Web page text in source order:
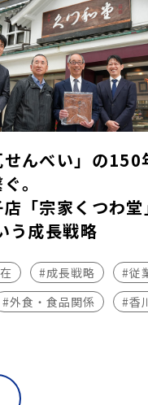
んべい」の150
。
「宗家くつわ
う成長戦略
#成長戦略
#従
#外食・食品関係
#香